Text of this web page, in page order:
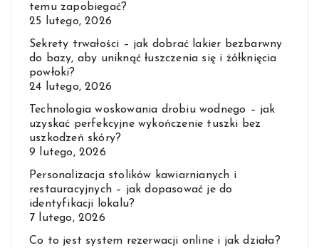
temu zapobiegać?
25 lutego, 2026
Sekrety trwałości – jak dobrać lakier bezbarwny
do bazy, aby uniknąć łuszczenia się i żółknięcia
powłoki?
24 lutego, 2026
Technologia woskowania drobiu wodnego – jak
uzyskać perfekcyjne wykończenie tuszki bez
uszkodzeń skóry?
9 lutego, 2026
Personalizacja stolików kawiarnianych i
restauracyjnych – jak dopasować je do
identyfikacji lokalu?
7 lutego, 2026
Co to jest system rezerwacji online i jak działa?